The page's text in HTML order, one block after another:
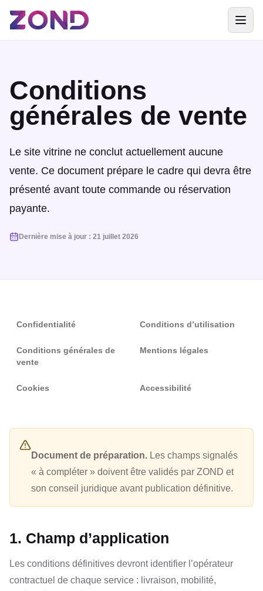
Conditions
générales de vente
Le site vitrine ne conclut actuellement aucune
vente. Ce document prépare le cadre qui devra être
présenté avant toute commande ou réservation
payante.
Dernière mise à jour : 21 juillet 2026
Confidentialité Conditions d’utilisation
Conditions générales de
vente
Mentions légales
Cookies Accessibilité
Document de préparation. Les champs signalés
« à compléter » doivent être validés par ZOND et
son conseil juridique avant publication définitive.
1. Champ d’application
Les conditions définitives devront identifier l’opérateur
contractuel de chaque service : livraison, mobilité,